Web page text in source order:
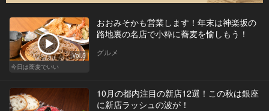
Vol.5
今日は蕎麦でいい
おおみそかも営業します！年末は神楽坂の
路地裏の名店で小粋に蕎麦を愉しもう！
グルメ
10月の都内注目の新店12選！この秋は銀座
に新店ラッシュの波が！